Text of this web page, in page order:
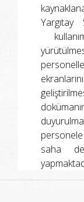
Yargıtay
saha